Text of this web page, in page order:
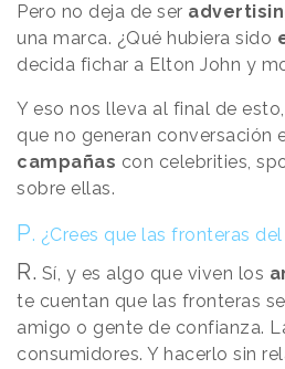
Pero no deja de ser
una marca. ¿Qué hubiera sido
decida fichar a Elton John y
Y eso nos lleva al final de
que no generan conversación
campañas con celebrities,
sobre ellas.
P. ¿Crees que las fronteras
R. Sí, y es algo que viven los
te cuentan que las fronteras
amigo o gente de confianza.
consumidores. Y hacerlo sin